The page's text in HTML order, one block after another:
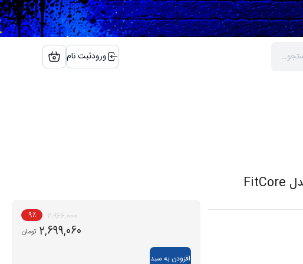
ورودثبت نام
2,966,000
9٪
2,699,060 تومان
افزودن به سبد